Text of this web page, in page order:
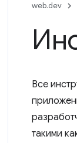
web.dev
Все
такими